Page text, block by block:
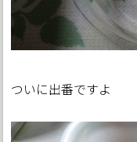
ついに出番ですよ